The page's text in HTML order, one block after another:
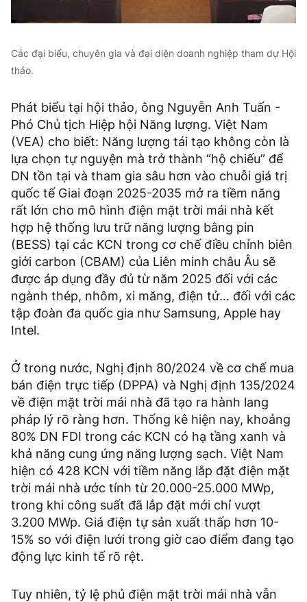
Các đại biểu, chuyên gia và đại diện doanh nghiệp tham dự Hội
thảo.
Phát biểu tại hội thảo, ông Nguyễn Anh Tuấn -
Phó Chủ tịch Hiệp hội Năng lượng. Việt Nam
(VEA) cho biết: Năng lượng tái tạo không còn là
lựa chọn tự nguyện mà trở thành “hộ chiếu” để
DN tồn tại và tham gia sâu hơn vào chuỗi giá trị
quốc tế Giai đoạn 2025-2035 mở ra tiềm năng
rất lớn cho mô hình điện mặt trời mái nhà kết
hợp hệ thống lưu trữ năng lượng bằng pin
(BESS) tại các KCN trong cơ chế điều chỉnh biên
giới carbon (CBAM) của Liên minh châu Âu sẽ
được áp dụng đầy đủ từ năm 2025 đối với các
ngành thép, nhôm, xi măng, điện tử… đối với các
tập đoàn đa quốc gia như Samsung, Apple hay
Intel.
Ở trong nước, Nghị định 80/2024 về cơ chế mua
bán điện trực tiếp (DPPA) và Nghị định 135/2024
về điện mặt trời mái nhà đã tạo ra hành lang
pháp lý rõ ràng hơn. Thống kê hiện nay, khoảng
80% DN FDI trong các KCN có hạ tầng xanh và
khả năng cung ứng năng lượng sạch. Việt Nam
hiện có 428 KCN với tiềm năng lắp đặt điện mặt
trời mái nhà ước tính từ 20.000-25.000 MWp,
trong khi công suất đã lắp đặt mới chỉ vượt
3.200 MWp. Giá điện tự sản xuất thấp hơn 10-
15% so với điện lưới trong giờ cao điểm đang tạo
động lực kinh tế rõ rệt.
Tuy nhiên, tỷ lệ phủ điện mặt trời mái nhà vẫn